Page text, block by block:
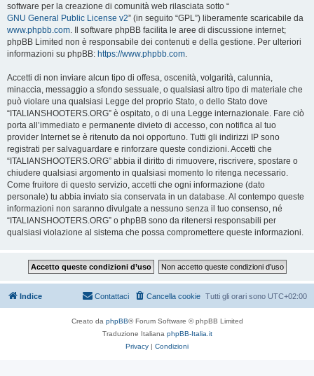
software per la creazione di comunità web rilasciata sotto “
GNU General Public License v2” (in seguito “GPL”) liberamente scaricabile da
www.phpbb.com. Il software phpBB facilita le aree di discussione internet;
phpBB Limited non è responsabile dei contenuti e della gestione. Per ulteriori
informazioni su phpBB: https://www.phpbb.com.
Accetti di non inviare alcun tipo di offesa, oscenità, volgarità, calunnia,
minaccia, messaggio a sfondo sessuale, o qualsiasi altro tipo di materiale che
può violare una qualsiasi Legge del proprio Stato, o dello Stato dove
“ITALIANSHOOTERS.ORG” è ospitato, o di una Legge internazionale. Fare ciò
porta all’immediato e permanente divieto di accesso, con notifica al tuo
provider Internet se è ritenuto da noi opportuno. Tutti gli indirizzi IP sono
registrati per salvaguardare e rinforzare queste condizioni. Accetti che
“ITALIANSHOOTERS.ORG” abbia il diritto di rimuovere, riscrivere, spostare o
chiudere qualsiasi argomento in qualsiasi momento lo ritenga necessario.
Come fruitore di questo servizio, accetti che ogni informazione (dato
personale) tu abbia inviato sia conservata in un database. Al contempo queste
informazioni non saranno divulgate a nessuno senza il tuo consenso, né
“ITALIANSHOOTERS.ORG” o phpBB sono da ritenersi responsabili per
qualsiasi violazione al sistema che possa compromettere queste informazioni.
Indice Tutti gli orari sono UTC+02:00
Cancella cookie
Contattaci
Creato da phpBB® Forum Software © phpBB Limited
Traduzione Italiana phpBB-Italia.it
Privacy | Condizioni